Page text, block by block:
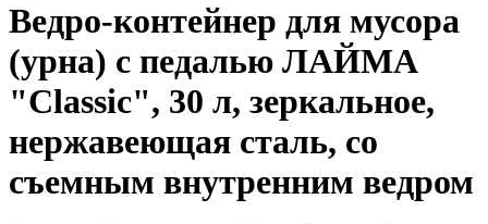
Ведро-контейнер для мусора
(урна) с педалью ЛАЙМА
"Classic", 30 л, зеркальное,
нержавеющая сталь, со
съемным внутренним ведром